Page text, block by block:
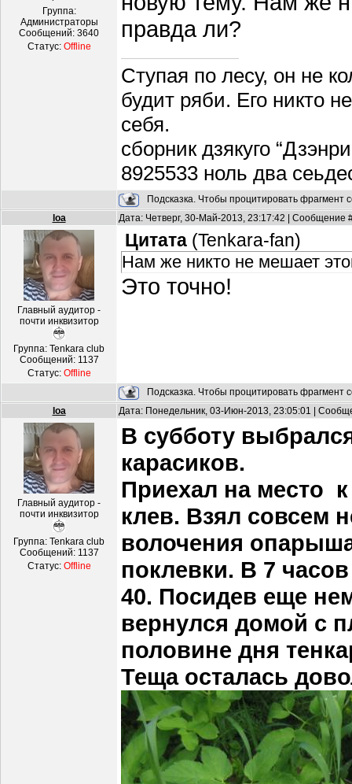
Группа:
Администраторы
Сообщений: 3640
Статус: Offline
правда ли?
Ступая по лесу, он не
будит ряби. Его никто
себя.
сборник дзякуго
8925533 ноль два
Подсказка. Чтобы процитировать фрагмент
loa
Дата: Четверг, 30-Май-2013, 23:17:42 | Сообщение
Главный аудитор -
почти инквизитор
Группа: Tenkara club
Сообщений: 1137
Статус: Offline
Цитата (Tenkara-fan)
Нам же никто не мешает
Это точно!
Подсказка. Чтобы процитировать фрагмент
loa
Дата: Понедельник, 03-Июн-2013, 23:05:01 |
Главный аудитор -
почти инквизитор
Группа: Tenkara club
Сообщений: 1137
Статус: Offline
В субботу
карасиков.
Приехал на место к
клев. Взял совсем
волочения
поклевки. В 7
40. Посидев еще
вернулся домой с
половине дня
Теща осталась